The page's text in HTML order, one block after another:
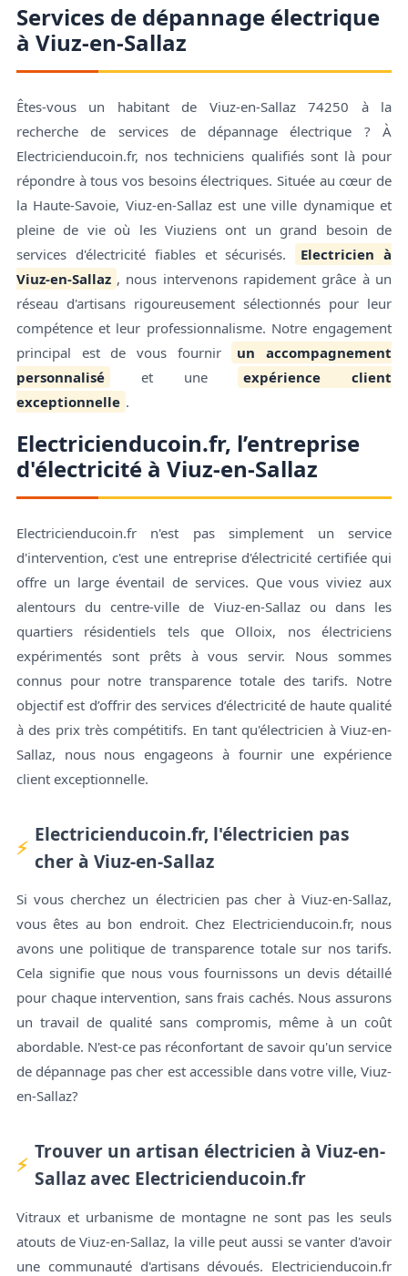
Services de dépannage électrique
à Viuz-en-Sallaz
Êtes-vous un habitant de Viuz-en-Sallaz 74250 à la
recherche de services de dépannage électrique ? À
Electricienducoin.fr, nos techniciens qualifiés sont là pour
répondre à tous vos besoins électriques. Située au cœur de
la Haute-Savoie, Viuz-en-Sallaz est une ville dynamique et
pleine de vie où les Viuziens ont un grand besoin de
services d'électricité fiables et sécurisés.
Electricien à
Viuz-en-Sallaz , nous intervenons rapidement grâce à un
réseau d'artisans rigoureusement sélectionnés pour leur
compétence et leur professionnalisme. Notre engagement
principal est de vous fournir
un accompagnement
personnalisé
et une
expérience client
exceptionnelle .
Electricienducoin.fr, l’entreprise
d'électricité à Viuz-en-Sallaz
Electricienducoin.fr n'est pas simplement un service
d'intervention, c'est une entreprise d'électricité certifiée qui
offre un large éventail de services. Que vous viviez aux
alentours du centre-ville de Viuz-en-Sallaz ou dans les
quartiers résidentiels tels que Olloix, nos électriciens
expérimentés sont prêts à vous servir. Nous sommes
connus pour notre transparence totale des tarifs. Notre
objectif est d’offrir des services d’électricité de haute qualité
à des prix très compétitifs. En tant qu'électricien à Viuz-en-
Sallaz, nous nous engageons à fournir une expérience
client exceptionnelle.
Electricienducoin.fr, l'électricien pas
cher à Viuz-en-Sallaz
Si vous cherchez un électricien pas cher à Viuz-en-Sallaz,
vous êtes au bon endroit. Chez Electricienducoin.fr, nous
avons une politique de transparence totale sur nos tarifs.
Cela signifie que nous vous fournissons un devis détaillé
pour chaque intervention, sans frais cachés. Nous assurons
un travail de qualité sans compromis, même à un coût
abordable. N'est-ce pas réconfortant de savoir qu'un service
de dépannage pas cher est accessible dans votre ville, Viuz-
en-Sallaz?
Trouver un artisan électricien à Viuz-en-
Sallaz avec Electricienducoin.fr
Vitraux et urbanisme de montagne ne sont pas les seuls
atouts de Viuz-en-Sallaz, la ville peut aussi se vanter d'avoir
une communauté d'artisans dévoués. Electricienducoin.fr